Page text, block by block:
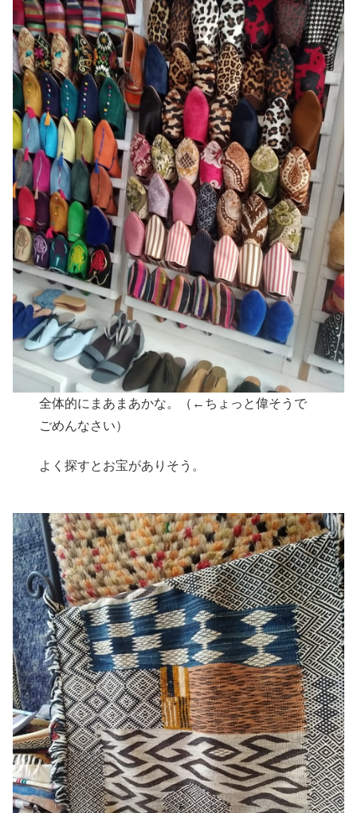
全体的にまあまあかな。（←ちょっと偉そうで
ごめんなさい）
よく探すとお宝がありそう。